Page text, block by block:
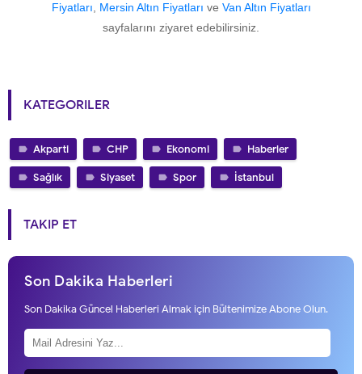
Fiyatları
Mersin Altın Fiyatları ve Van Altın Fiyatları
sayfalarını ziyaret edebilirsiniz.
KATEGORILER
Akparti CHP Ekonomi Haberler
Sağlık Siyaset Spor İstanbul
TAKIP ET
Son Dakika Haberleri
Son Dakika Güncel Haberleri Almak için Bültenimize Abone Olun.